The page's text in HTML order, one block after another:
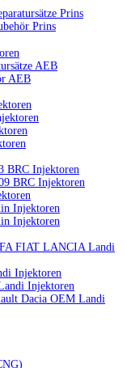
Prins
Prins
AEB
AEB
BRC Injektoren
BRC Injektoren
Injektoren
Injektoren
FIAT LANCIA Landi
Injektoren
Injektoren
Dacia OEM Landi